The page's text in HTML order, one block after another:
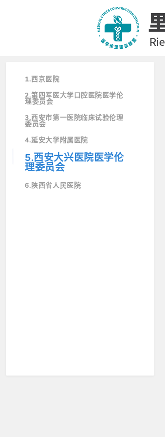
1.西京医院
2.第四军医大学口腔医院医学伦
理委员会
3.西安市第一医院临床试验伦理
委员会
4.延安大学附属医院
5.西安大兴医院医学伦
理委员会
6.陕西省人民医院